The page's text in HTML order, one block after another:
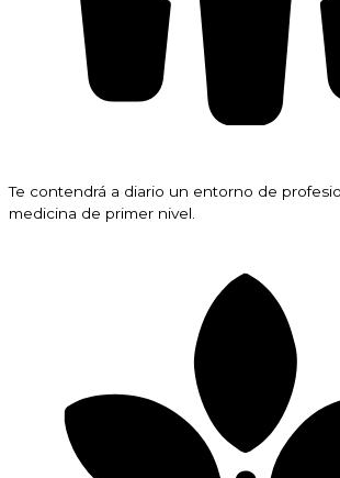
Te contendrá a diario un entorno de
medicina de primer nivel.